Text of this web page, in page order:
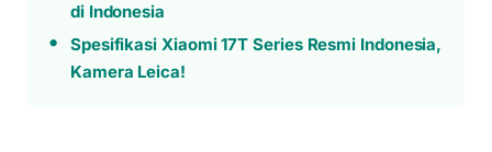
di Indonesia
Spesifikasi Xiaomi 17T Series Resmi Indonesia,
Kamera Leica!